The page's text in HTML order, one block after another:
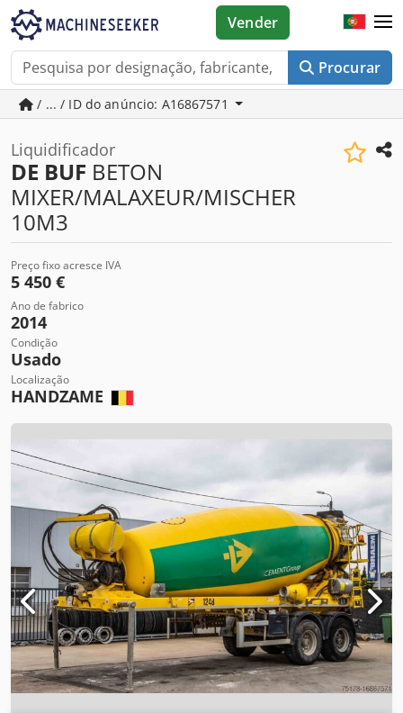
Procurar
Vender
/ ... / ID do anúncio: A16867571
Liquidificador
DE BUF BETON
MIXER/MALAXEUR/MISCHER
10M3
Preço fixo acresce IVA
5 450 €
Ano de fabrico
2014
Condição
Usado
Localização
HANDZAME